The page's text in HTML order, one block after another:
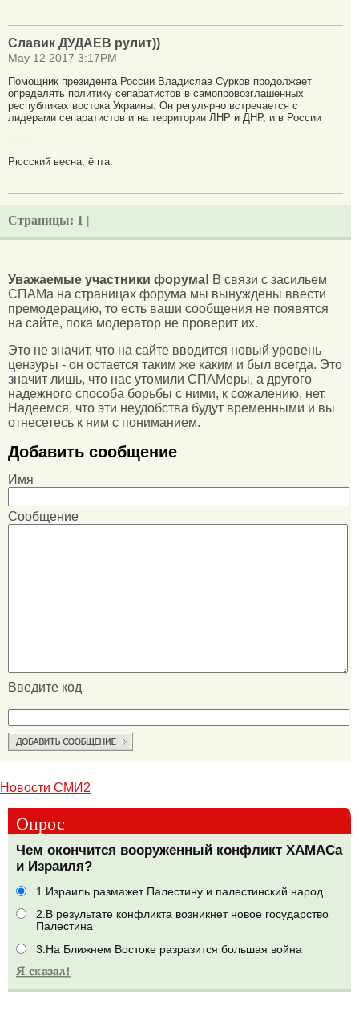
Славик ДУДАЕВ рулит))
May 12 2017 3:17PM
Помощник президента России Владислав Сурков продолжает
определять политику сепаратистов в самопровозглашенных
республиках востока Украины. Он регулярно встречается с
лидерами сепаратистов и на территории ЛНР и ДНР, и в России
------
Рюсский весна, ёпта.
Страницы: 1 |
Уважаемые участники форума! В связи с засильем
СПАМа на страницах форума мы вынуждены ввести
премодерацию, то есть ваши сообщения не появятся
на сайте, пока модератор не проверит их.
Это не значит, что на сайте вводится новый уровень
цензуры - он остается таким же каким и был всегда. Это
значит лишь, что нас утомили СПАМеры, а другого
надежного способа борьбы с ними, к сожалению, нет.
Надеемся, что эти неудобства будут временными и вы
отнесетесь к ним с пониманием.
Добавить сообщение
Имя
Сообщение
Введите код
Новости СМИ2
Опрос
Чем окончится вооруженный конфликт ХАМАСа
и Израиля?
1.Израиль размажет Палестину и палестинский народ
2.В результате конфликта возникнет новое государство
Палестина
3.На Ближнем Востоке разразится большая война